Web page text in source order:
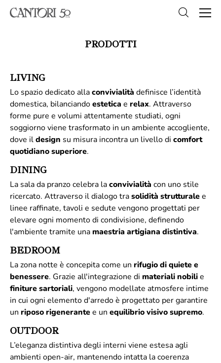
PRODOTTI
LIVING
Lo spazio dedicato allaconvivialità definisce l’identità
domestica, bilanciandoestetica e relax. Attraverso
forme pure e volumi attentamente studiati, ogni
soggiorno viene trasformato in un ambiente accogliente,
dove ildesign su misura incontra un livello di comfort
quotidiano superiore.
DINING
La sala da pranzo celebra laconvivialità con uno stile
ricercato. Attraverso il dialogo trasolidità strutturalee
linee raffinate, tavoli e sedute vengono progettati per
elevare ogni momento di condivisione, definendo
l'ambiente tramite una maestria artigiana distintiva.
BEDROOM
La zona notte è concepita come un rifugio di quiete e
benessere. Grazie all'integrazione di materiali nobilie
finituresartoriali, vengono modellate atmosfere intime
in cui ogni elemento d'arredo è progettato per garantire
un riposo rigenerantee un equilibrio visivo supremo.
OUTDOOR
L’eleganza distintiva degli interni viene estesa agli
ambienti open-air, mantenendo intatta la coerenza